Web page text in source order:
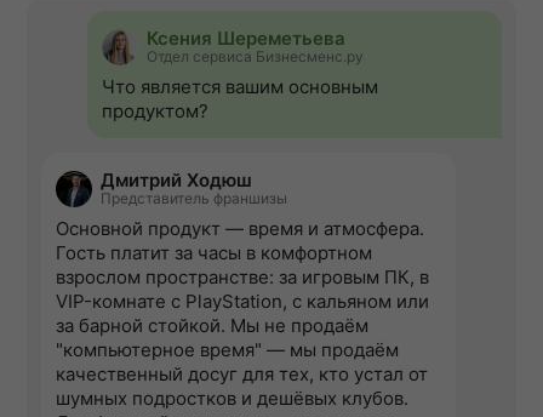
Ксения Шереметьева
Отдел сервиса Бизнесменс.ру
Что является вашим основным
продуктом?
Дмитрий Ходюш
Представитель франшизы
Основной продукт — время и атмосфера.
Гость платит за часы в комфортном
взрослом пространстве: за игровым ПК, в
VIP-комнате с PlayStation, с кальяном или
за барной стойкой. Мы не продаём
"компьютерное время" — мы продаём
качественный досуг для тех, кто устал от
шумных подростков и дешёвых клубов.